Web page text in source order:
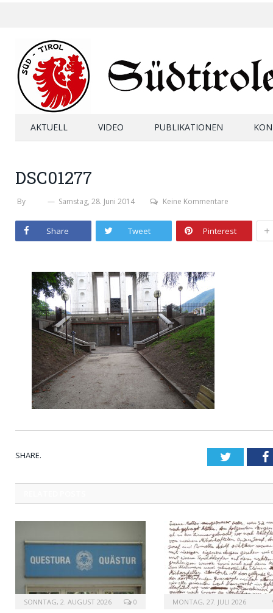
AKTUELL VIDEO PUBLIKATIONEN
DSC01277
By Samstag, 28. Juni 2014 Keine Kommentare
Share Tweet Pinterest +
SHARE. Twitter
SONNTAG, 2. AUGUST 2026 0 MONTAG, 27. JULI 2026